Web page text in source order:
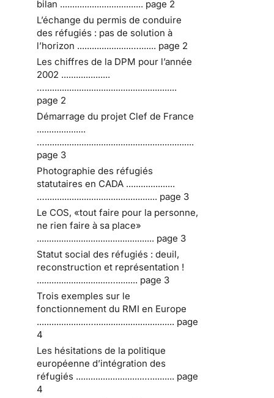
bilan .................................. page 2
L’échange du permis de conduire
des réfugiés : pas de solution à
l’horizon ......................…....... page 2
Les chiffres de la DPM pour l’année
2002 ....................
…......................................................
page 2
Démarrage du projet Clef de France
....................
….............................................................
page 3
Photographie des réfugiés
statutaires en CADA ....................
….............................................. page 3
Le COS, «tout faire pour la personne,
ne rien faire à sa place»
................................................ page 3
Statut social des réfugiés : deuil,
reconstruction et représentation !
.............................…......... page 3
Trois exemples sur le
fonctionnement du RMI en Europe
....................…................................. page
4
Les hésitations de la politique
européenne d’intégration des
réfugiés ...........................….......... page
4